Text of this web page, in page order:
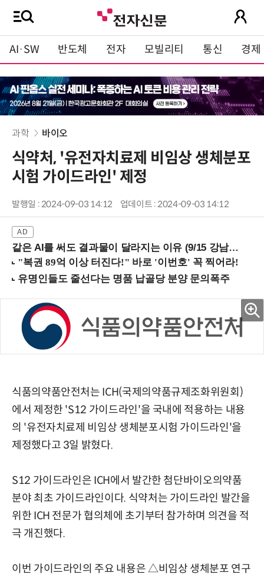
AI·SW 반도체 전자 모빌리티 통신 경제
과학 바이오
식약처, '유전자치료제 비임상 생체분포
시험 가이드라인' 제정
발행일 : 2024-09-03 14:12 업데이트 : 2024-09-03 14:12
같은 AI를 써도 결과물이 달라지는 이유 (9/15 강남역)
식품의약품안전처는 ICH(국제의약품규제조화위원회)
에서 제정한 'S12 가이드라인'을 국내에 적용하는 내용
의 '유전자치료제 비임상 생체분포시험 가이드라인'을
제정했다고 3일 밝혔다.
S12 가이드라인은 ICH에서 발간한 첨단바이오의약품
분야 최초 가이드라인이다. 식약처는 가이드라인 발간을
위한 ICH 전문가 협의체에 초기부터 참가하며 의견을 적
극 개진했다.
이번 가이드라인의 주요 내용은 △비임상 생체분포 연구